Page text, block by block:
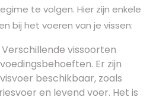
te volgen. Hier zijn enkele
bij het voeren van je vissen:
vissoorten
Er zijn
beschikbaar, zoals
en levend voer. Het is